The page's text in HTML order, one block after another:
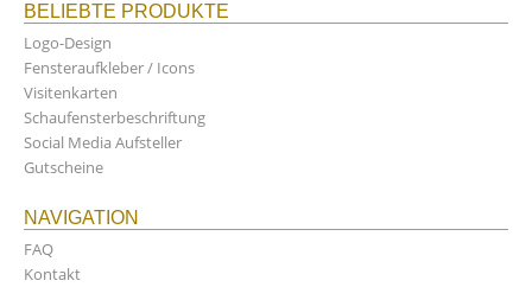
BELIEBTE PRODUKTE
Logo-Design
Fensteraufkleber / Icons
Visitenkarten
Schaufensterbeschriftung
Social Media Aufsteller
Gutscheine
NAVIGATION
FAQ
Kontakt